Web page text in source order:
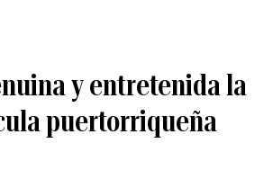
y entretenida la
puertorriqueña